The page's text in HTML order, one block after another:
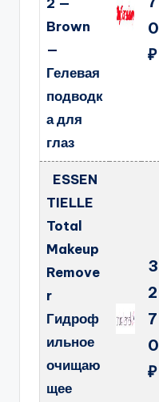
2 —
Brown
—
Гелевая
подводк
а для
глаз
0
₽
ESSEN
TIELLE
Total
Makeup
Remove
r
Гидроф
ильное
очищаю
щее
3
2
7
0
₽